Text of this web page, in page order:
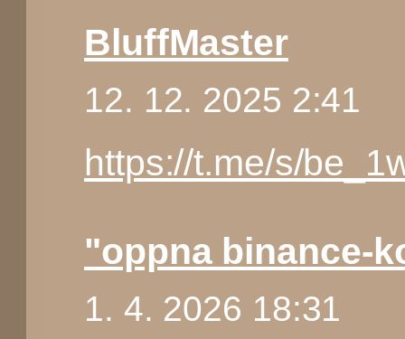
BluffMaster
12. 12. 2025 2:41
https://t.me/s/
"oppna binance-
1. 4. 2026 18:31